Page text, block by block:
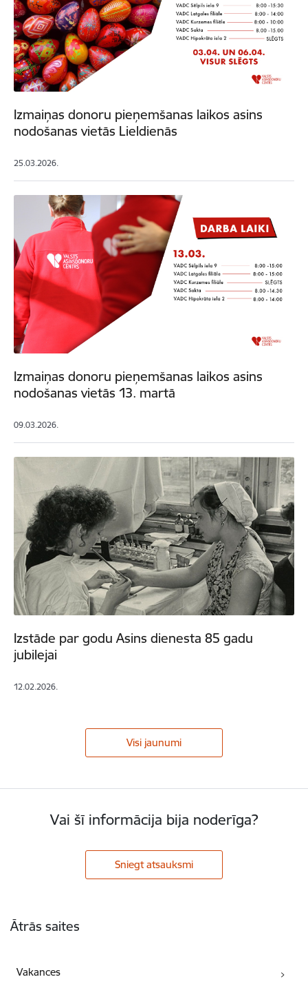
Izmaiņas donoru pieņemšanas laikos asins
nodošanas vietās Lieldienās
25.03.2026.
Izmaiņas donoru pieņemšanas laikos asins
nodošanas vietās 13. martā
09.03.2026.
Izstāde par godu Asins dienesta 85 gadu
jubilejai
12.02.2026.
Visi jaunumi
Vai šī informācija bija noderīga?
Sniegt atsauksmi
Ātrās saites
Vakances